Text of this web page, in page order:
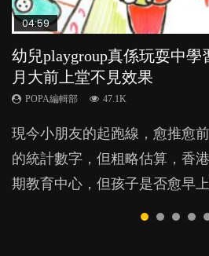
04:59
幼兒playgroup真係玩耍中學
月大前上堂不見效果
POPA編輯部 47.1K
現今小朋友的起跑線，愈推愈
的統計數字，但粗略估算，香
期教育中心，但孩子是否愈早
03:39
幼稚園遊戲課 如何刺激幼
與懲罰？
POPA編輯部 33.1K
由美國學者所創的 tools of the
戲方式學習，學術能力和自制
友優勝，到底這課程有何特別
04:06
全職好？在職好？｜全職媽
力與價值
POPA編輯部 25.8K
許多媽媽心底可能都有一刻掙
是在職好。雖說每個家庭都有
因素，但原來全職和在職媽媽
03:02
老公患產後憂鬱症對BB的影
POPA編輯部 15.9K
鬱，影響日常生活，嚴重的甚
朋友的念頭。但為何爸爸患上
覺？...
04:18
凡事以BB為中心，就係好
的身心虛耗
POPA編輯部 31.5K
父母日夜無間、身心俱疲地照
教養？部份父母更會為了小朋
少出席朋友聚會等等，你以為